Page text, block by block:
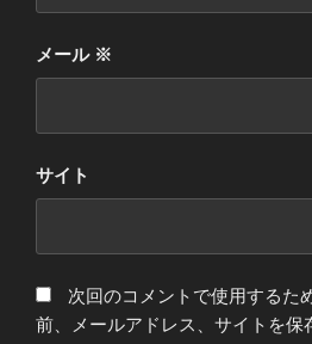
メール ※
サイト
次回のコメントで使用するた
前、メールアドレス、サイトを保